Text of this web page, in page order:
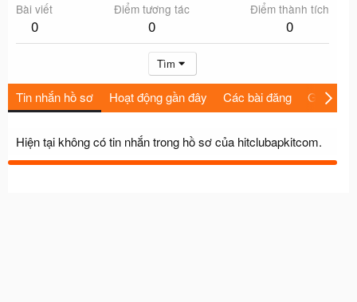
Bài viết
0
Điểm tương tác
0
Điểm thành tích
0
Tìm
Tin nhắn hồ sơ Hoạt động gần đây Các bài đăng Giới thiệu
Hiện tại không có tin nhắn trong hồ sơ của hitclubapkitcom.